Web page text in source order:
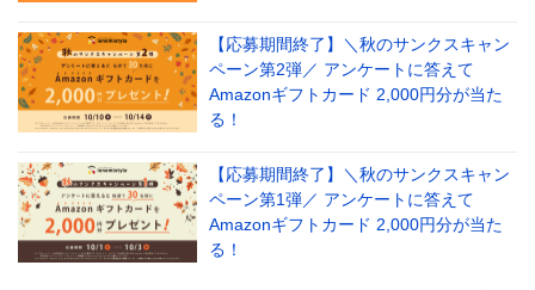
【応募期間終了】＼秋のサンクスキャン
ペーン第2弾／ アンケートに答えて
Amazonギフトカード 2,000円分が当た
る！
【応募期間終了】＼秋のサンクスキャン
ペーン第1弾／ アンケートに答えて
Amazonギフトカード 2,000円分が当た
る！